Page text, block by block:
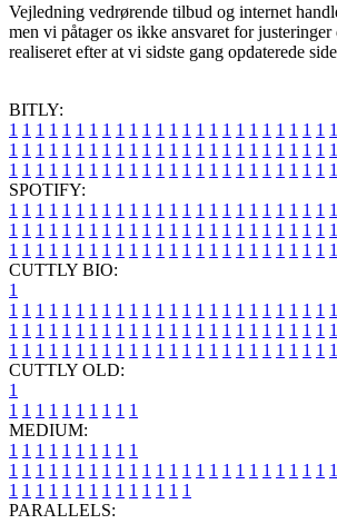
Vejledning vedrørende tilbud og internet
men vi påtager os ikke ansvaret for justeringer
realiseret efter at vi sidste gang opdaterede
BITLY:
1 1 1 1 1 1 1 1 1 1 1 1 1 1 1 1 1 1 1 1 1 1 1 1 1
1 1 1 1 1 1 1 1 1 1 1 1 1 1 1 1 1 1 1 1 1 1 1 1 1
1 1 1 1 1 1 1 1 1 1 1 1 1 1 1 1 1 1 1 1 1 1 1 1 1
SPOTIFY:
1 1 1 1 1 1 1 1 1 1 1 1 1 1 1 1 1 1 1 1 1 1 1 1 1
1 1 1 1 1 1 1 1 1 1 1 1 1 1 1 1 1 1 1 1 1 1 1 1 1
1 1 1 1 1 1 1 1 1 1 1 1 1 1 1 1 1 1 1 1 1 1 1 1 1
CUTTLY BIO:
1
1 1 1 1 1 1 1 1 1 1 1 1 1 1 1 1 1 1 1 1 1 1 1 1 1
1 1 1 1 1 1 1 1 1 1 1 1 1 1 1 1 1 1 1 1 1 1 1 1 1
1 1 1 1 1 1 1 1 1 1 1 1 1 1 1 1 1 1 1 1 1 1 1 1 1
CUTTLY OLD:
1
1 1 1 1 1 1 1 1 1 1
MEDIUM:
1 1 1 1 1 1 1 1 1 1
1 1 1 1 1 1 1 1 1 1 1 1 1 1 1 1 1 1 1 1 1 1 1 1 1
1 1 1 1 1 1 1 1 1 1 1 1 1 1
PARALLELS: